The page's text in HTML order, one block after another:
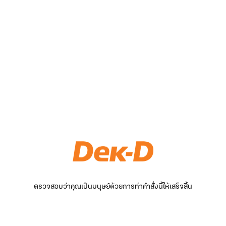
ตรวจสอบว่าคุณเป็นมนุษย์ด้วยการทำคำสั่งนี้ให้เสร็จสิ้น